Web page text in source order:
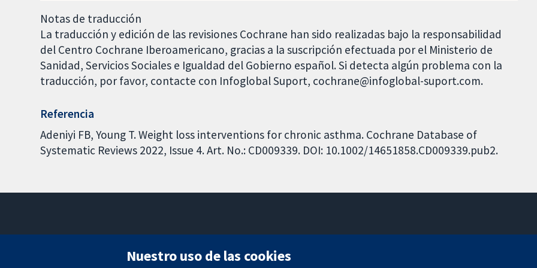
Notas de traducción
La traducción y edición de las revisiones Cochrane han sido realizadas bajo la responsabilidad
del Centro Cochrane Iberoamericano, gracias a la suscripción efectuada por el Ministerio de
Sanidad, Servicios Sociales e Igualdad del Gobierno español. Si detecta algún problema con la
traducción, por favor, contacte con Infoglobal Suport, cochrane@infoglobal-suport.com.
Referencia
Adeniyi FB, Young T. Weight loss interventions for chronic asthma. Cochrane Database of
Systematic Reviews 2022, Issue 4. Art. No.: CD009339. DOI: 10.1002/14651858.CD009339.pub2.
Londres
Nuestro uso de las cookies